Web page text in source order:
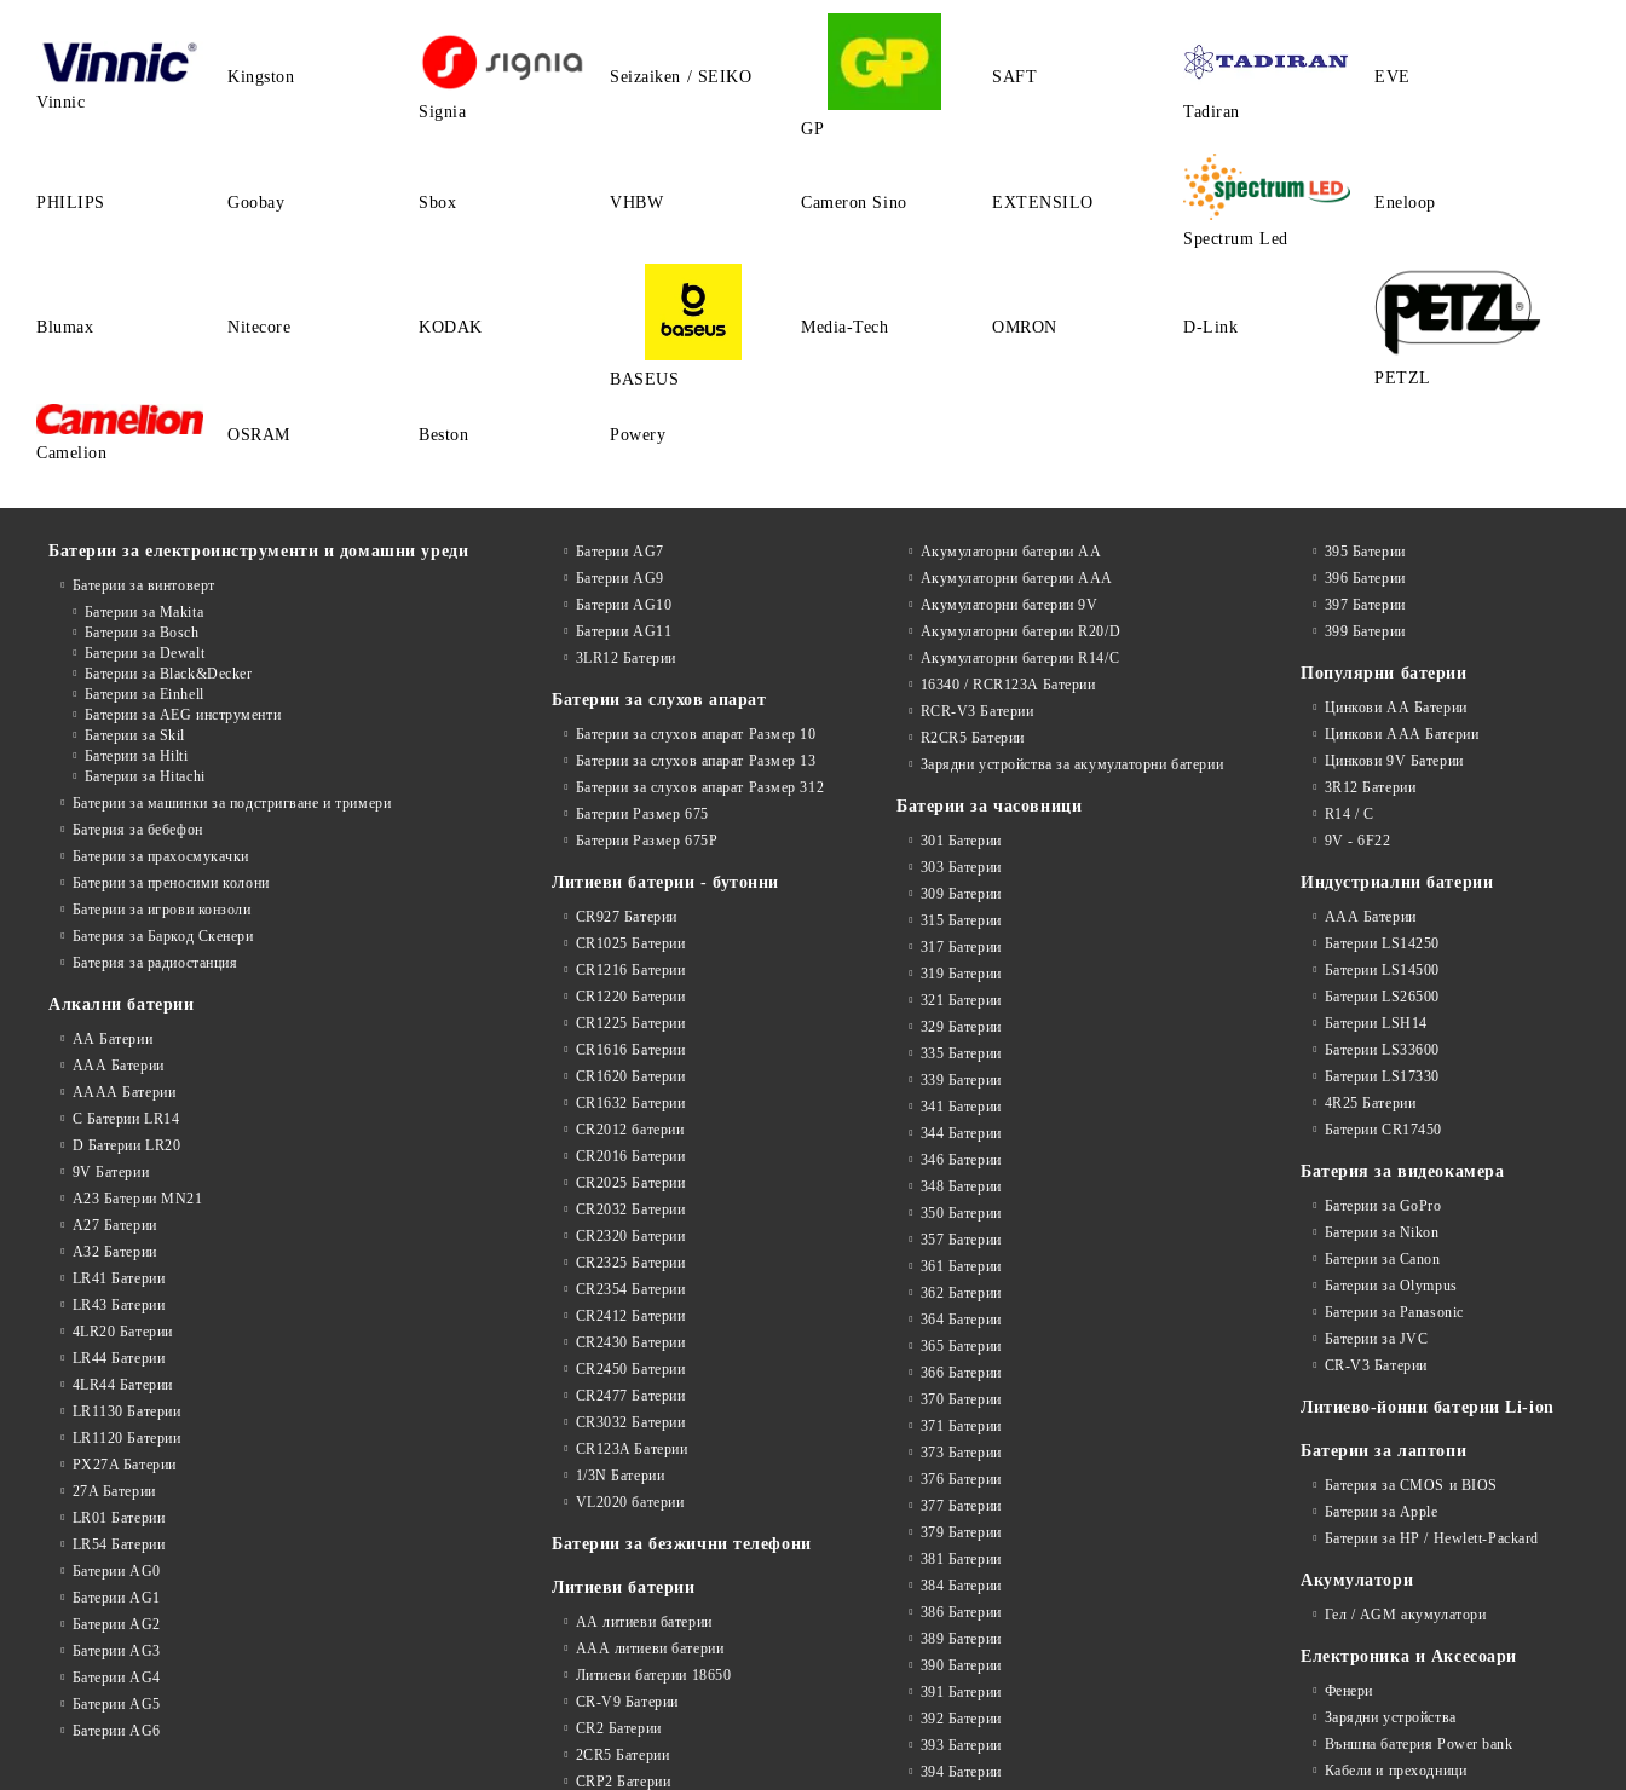
Vinnic
Kingston
Signia
Seizaiken / SEIKO
GP
SAFT
Tadiran
EVE
PHILIPS Goobay Sbox VHBW Cameron Sino EXTENSILO
Spectrum Led
Eneloop
Blumax Nitecore KODAK
BASEUS
Media-Tech OMRON D-Link
PETZL
Camelion
OSRAM Beston Powery
Батерии за електроинструменти и домашни уреди
Батерии за винтоверт
Батерии за Makita
Батерии за Bosch
Батерии за Dewalt
Батерии за Black&Decker
Батерии за Einhell
Батерии за AEG инструменти
Батерии за Skil
Батерии за Hilti
Батерии за Hitachi
Батерии за машинки за подстригване и тримери
Батерия за бебефон
Батерии за прахосмукачки
Батерии за преносими колони
Батерии за игрови конзоли
Батерия за Баркод Скенери
Батерия за радиостанция
Алкални батерии
АА Батерии
ААА Батерии
АААА Батерии
C Батерии LR14
D Батерии LR20
9V Батерии
A23 Батерии MN21
A27 Батерии
A32 Батерии
LR41 Батерии
LR43 Батерии
4LR20 Батерии
LR44 Батерии
4LR44 Батерии
LR1130 Батерии
LR1120 Батерии
PX27A Батерии
27A Батерии
LR01 Батерии
LR54 Батерии
Батерии AG0
Батерии AG1
Батерии AG2
Батерии AG3
Батерии AG4
Батерии AG5
Батерии AG6
Батерии AG7
Батерии AG9
Батерии AG10
Батерии AG11
3LR12 Батерии
Батерии за слухов апарат
Батерии за слухов апарат Размер 10
Батерии за слухов апарат Размер 13
Батерии за слухов апарат Размер 312
Батерии Размер 675
Батерии Размер 675P
Литиеви батерии - бутонни
CR927 Батерии
CR1025 Батерии
CR1216 Батерии
CR1220 Батерии
CR1225 Батерии
CR1616 Батерии
CR1620 Батерии
CR1632 Батерии
CR2012 батерии
CR2016 Батерии
CR2025 Батерии
CR2032 Батерии
CR2320 Батерии
CR2325 Батерии
CR2354 Батерии
CR2412 Батерии
CR2430 Батерии
CR2450 Батерии
CR2477 Батерии
CR3032 Батерии
CR123A Батерии
1/3N Батерии
VL2020 батерии
Батерии за безжични телефони
Литиеви батерии
АА литиеви батерии
ААА литиеви батерии
Литиеви батерии 18650
CR-V9 Батерии
CR2 Батерии
2CR5 Батерии
CRP2 Батерии
Акумулаторни батерии АА
Акумулаторни батерии AAA
Акумулаторни батерии 9V
Акумулаторни батерии R20/D
Акумулаторни батерии R14/C
16340 / RCR123A Батерии
RCR-V3 Батерии
R2CR5 Батерии
Зарядни устройства за акумулаторни батерии
Батерии за часовници
301 Батерии
303 Батерии
309 Батерии
315 Батерии
317 Батерии
319 Батерии
321 Батерии
329 Батерии
335 Батерии
339 Батерии
341 Батерии
344 Батерии
346 Батерии
348 Батерии
350 Батерии
357 Батерии
361 Батерии
362 Батерии
364 Батерии
365 Батерии
366 Батерии
370 Батерии
371 Батерии
373 Батерии
376 Батерии
377 Батерии
379 Батерии
381 Батерии
384 Батерии
386 Батерии
389 Батерии
390 Батерии
391 Батерии
392 Батерии
393 Батерии
394 Батерии
395 Батерии
396 Батерии
397 Батерии
399 Батерии
Популярни батерии
Цинкови АА Батерии
Цинкови ААА Батерии
Цинкови 9V Батерии
3R12 Батерии
R14 / C
9V - 6F22
Индустриални батерии
ААА Батерии
Батерии LS14250
Батерии LS14500
Батерии LS26500
Батерии LSH14
Батерии LS33600
Батерии LS17330
4R25 Батерии
Батерии CR17450
Батерия за видеокамера
Батерии за GoPro
Батерии за Nikon
Батерии за Canon
Батерии за Olympus
Батерии за Panasonic
Батерии за JVC
CR-V3 Батерии
Литиево-йонни батерии Li-ion
Батерии за лаптопи
Батерия за CMOS и BIOS
Батерии за Apple
Батерии за HP / Hewlett-Packard
Акумулатори
Гел / AGM акумулатори
Електроника и Аксесоари
Фенери
Зарядни устройства
Външна батерия Power bank
Кабели и преходници